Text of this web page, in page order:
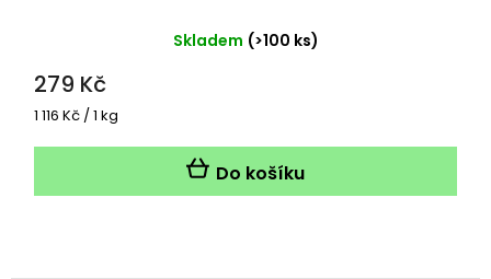
Skladem (>100 ks)
279 Kč
Měrná
1 116 Kč / 1 kg
Do košíku